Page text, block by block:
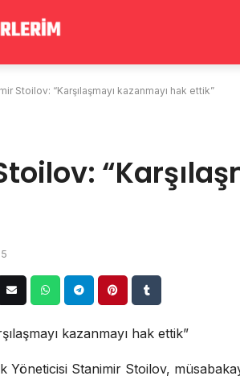
Stoilov: “Karşılaşmayı kazanmayı hak ettik”
kazanmayı hak ettik”
Yöneticisi Stanimir Stoilov,